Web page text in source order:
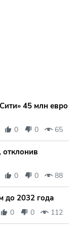
45 млн евро
0 0 65
отклонив
0 0 88
до 2032 года
0 0 112